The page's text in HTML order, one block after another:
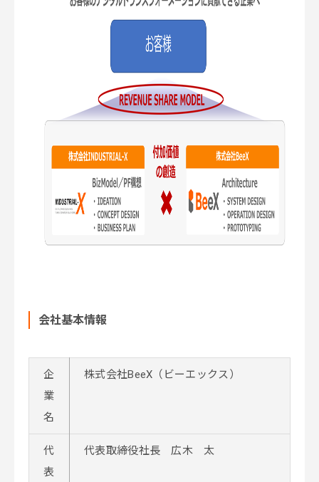
会社基本情報
企
業
名
株式会社BeeX（ビーエックス）
代
表
代表取締役社長 広木 太